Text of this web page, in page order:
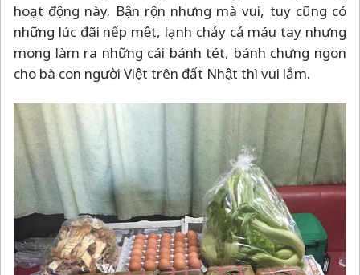
hoạt động này. Bận rộn nhưng mà vui, tuy cũng có
những lúc đãi nếp mệt, lạnh chảy cả máu tay nhưng
mong làm ra những cái bánh tét, bánh chưng ngon
cho bà con người Việt trên đất Nhật thì vui lắm.